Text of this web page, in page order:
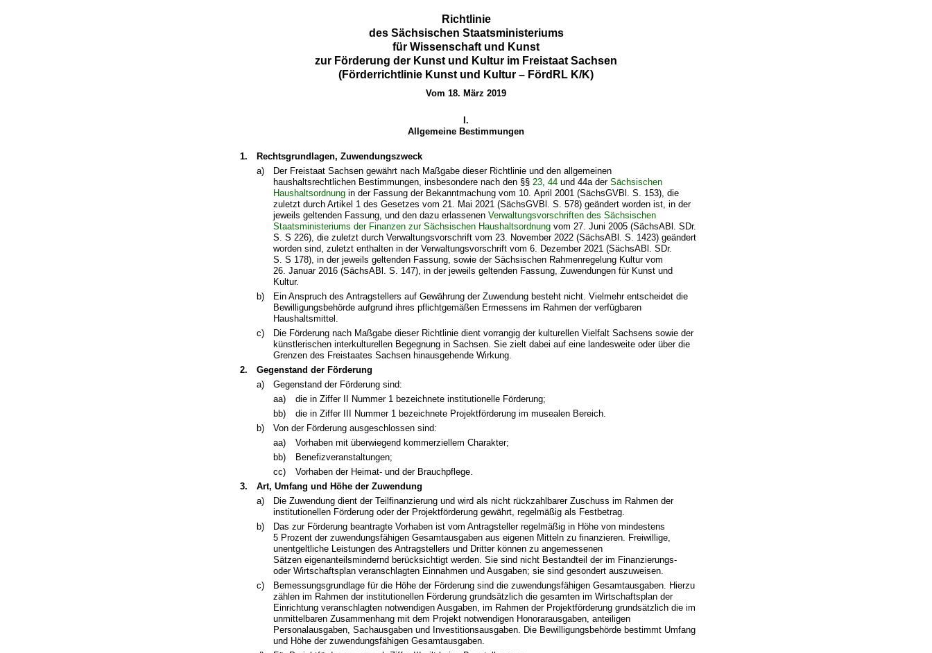
Richtlinie
des Sächsischen Staatsministeriums
für Wissenschaft und Kunst
zur Förderung der Kunst und Kultur im Freistaat Sachsen
(Förderrichtlinie Kunst und Kultur – FördRL K/K)
Vom 18. März 2019
I.
Allgemeine Bestimmungen
1.
Rechtsgrundlagen, Zuwendungszweck
a)
Der Freistaat Sachsen gewährt nach Maßgabe dieser Richtlinie und den allgemeinen
haushaltsrechtlichen Bestimmungen, insbesondere nach den §§23,44 und 44a derSächsischen
Haushaltsordnung in der Fassung der Bekanntmachung vom 10. April 2001 (SächsGVBl. S. 153), die
zuletzt durch Artikel 1 des Gesetzes vom 21. Mai 2021 (SächsGVBl. S. 578) geändert worden ist, in der
jeweils geltenden Fassung, und den dazu erlassenenVerwaltungsvorschriften des Sächsischen
Staatsministeriums der Finanzen zur Sächsischen Haushaltsordnung vom 27. Juni 2005 (SächsABl. SDr.
S. S 226), die zuletzt durch Verwaltungsvorschrift vom 23. November 2022 (SächsABl. S. 1423) geändert
worden sind, zuletzt enthalten in der Verwaltungsvorschrift vom 6. Dezember 2021 (SächsABl. SDr.
S. S 178), in der jeweils geltenden Fassung, sowie der Sächsischen Rahmenregelung Kultur vom
26. Januar 2016 (SächsABl. S. 147), in der jeweils geltenden Fassung, Zuwendungen für Kunst und
Kultur.
b)
Ein Anspruch des Antragstellers auf Gewährung der Zuwendung besteht nicht. Vielmehr entscheidet die
Bewilligungsbehörde aufgrund ihres pflichtgemäßen Ermessens im Rahmen der verfügbaren
Haushaltsmittel.
c)
Die Förderung nach Maßgabe dieser Richtlinie dient vorrangig der kulturellen Vielfalt Sachsens sowie der
künstlerischen interkulturellen Begegnung in Sachsen. Sie zielt dabei auf eine landesweite oder über die
Grenzen des Freistaates Sachsen hinausgehende Wirkung.
2.
Gegenstand der Förderung
a)
Gegenstand der Förderung sind:
aa)
die in Ziffer II Nummer 1 bezeichnete institutionelle Förderung;
bb)
die in Ziffer III Nummer 1 bezeichnete Projektförderung im musealen Bereich.
b)
Von der Förderung ausgeschlossen sind:
aa)
Vorhaben mit überwiegend kommerziellem Charakter;
bb)
Benefizveranstaltungen;
cc)
Vorhaben der Heimat- und der Brauchpflege.
3.
Art, Umfang und Höhe der Zuwendung
a)
Die Zuwendung dient der Teilfinanzierung und wird als nicht rückzahlbarer Zuschuss im Rahmen der
institutionellen Förderung oder der Projektförderung gewährt, regelmäßig als Festbetrag.
b)
Das zur Förderung beantragte Vorhaben ist vom Antragsteller regelmäßig in Höhe von mindestens
5 Prozent der zuwendungsfähigen Gesamtausgaben aus eigenen Mitteln zu finanzieren. Freiwillige,
unentgeltliche Leistungen des Antragstellers und Dritter können zu angemessenen
Sätzen eigenanteilsmindernd berücksichtigt werden. Sie sind nicht Bestandteil der im Finanzierungs-
oder Wirtschaftsplan veranschlagten Einnahmen und Ausgaben; sie sind gesondert auszuweisen.
c)
Bemessungsgrundlage für die Höhe der Förderung sind die zuwendungsfähigen Gesamtausgaben. Hierzu
zählen im Rahmen der institutionellen Förderung grundsätzlich die gesamten im Wirtschaftsplan der
Einrichtung veranschlagten notwendigen Ausgaben, im Rahmen der Projektförderung grundsätzlich die im
unmittelbaren Zusammenhang mit dem Projekt notwendigen Honorarausgaben, anteiligen
Personalausgaben, Sachausgaben und Investitionsausgaben. Die Bewilligungsbehörde bestimmt Umfang
und Höhe der zuwendungsfähigen Gesamtausgaben.